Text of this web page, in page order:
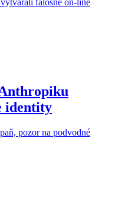
identity